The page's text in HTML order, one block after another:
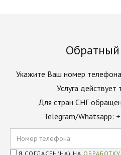
Укажите Ваш номер
Услуга
Для стран СНГ
Telegram/Whatsapp:
Я СОГЛАСЕН(НА) НА